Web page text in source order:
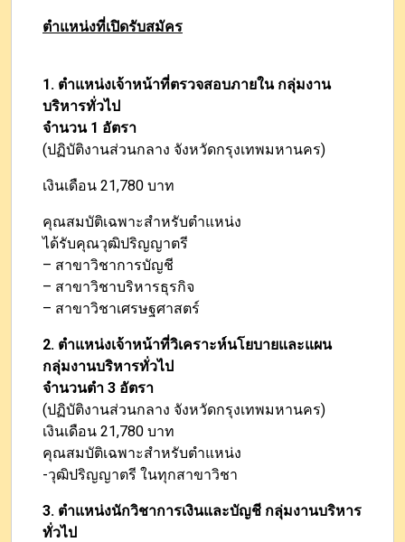
ตำแหน่งที่เปิดรับสมัคร
1. ตำแหน่งเจ้าหน้าที่ตรวจสอบภายใน กลุ่มงาน
บริหารทั่วไป
จำนวน 1 อัตรา
(ปฏิบัติงานส่วนกลาง จังหวัดกรุงเทพมหานคร)
เงินเดือน 21,780 บาท
คุณสมบัติเฉพาะสำหรับตำแหน่ง
ได้รับคุณวุฒิปริญญาตรี
– สาขาวิชาการบัญชี
– สาขาวิชาบริหารธุรกิจ
– สาขาวิชาเศรษฐศาสตร์
2. ตำแหน่งเจ้าหน้าที่วิเคราะห์นโยบายและแผน
กลุ่มงานบริหารทั่วไป
จำนวนตำ 3 อัตรา
(ปฏิบัติงานส่วนกลาง จังหวัดกรุงเทพมหานคร)
เงินเดือน 21,780 บาท
คุณสมบัติเฉพาะสำหรับตำแหน่ง
-วุฒิปริญญาตรี ในทุกสาขาวิชา
3. ตำแหน่งนักวิชาการเงินและบัญชี กลุ่มงานบริหาร
ทั่วไป